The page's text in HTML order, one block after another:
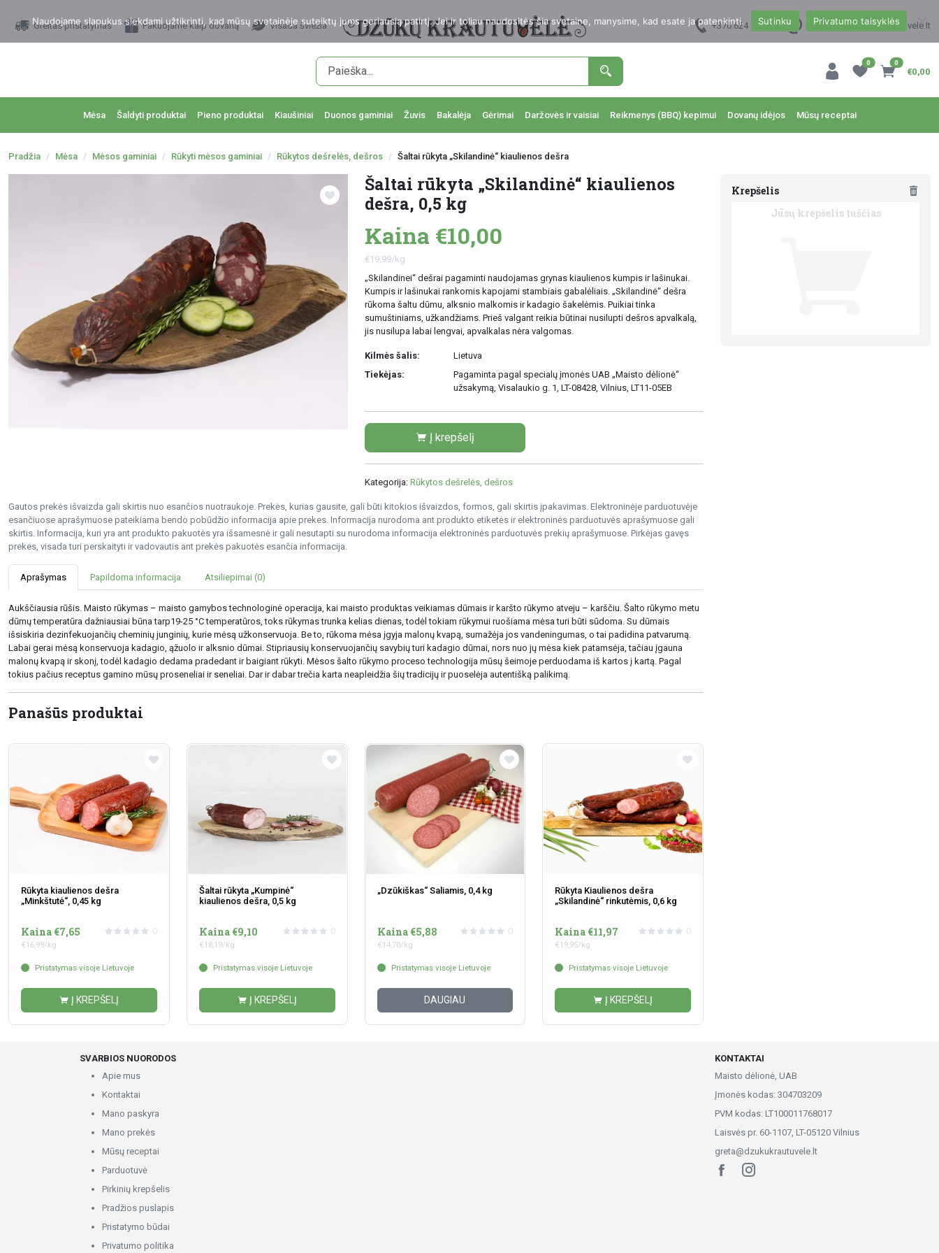
Greitas pristatymas Pakuojame kaip dovaną Visada šviežia +370 624 00988 uzsakymai@dzukukrautuvele.lt
0 0
€0,00
Mėsa Šaldyti produktai Pieno produktai Kiaušiniai Duonos gaminiai Žuvis Bakalėja Gėrimai Daržovės ir vaisiai Reikmenys (BBQ) kepimui Dovanų idėjos Mūsų receptai
Pradžia Mėsa Mėsos gaminiai Rūkyti mėsos gaminiai Rūkytos dešrelės, dešros Šaltai rūkyta „Skilandinė“ kiaulienos dešra
Šaltai rūkyta „Skilandinė“ kiaulienos
dešra, 0,5 kg
Kaina €10,00
€19,99/kg
„Skilandinei“ dešrai pagaminti naudojamas grynas kiaulienos kumpis ir lašinukai.
Kumpis ir lašinukai rankomis kapojami stambiais gabalėliais. „Skilandinė“ dešra
rūkoma šaltu dūmu, alksnio malkomis ir kadagio šakelėmis. Puikiai tinka
sumuštiniams, užkandžiams. Prieš valgant reikia būtinai nusilupti dešros apvalkalą,
jis nusilupa labai lengvai, apvalkalas nėra valgomas.
Kilmės šalis:
Lietuva
Tiekėjas:
Pagaminta pagal specialų įmonės UAB „Maisto dėlionė“
užsakymą, Visalaukio g. 1, LT-08428, Vilnius, LT11-05EB
Į krepšelį
Kategorija: Rūkytos dešrelės, dešros
Gautos prekės išvaizda gali skirtis nuo esančios nuotraukoje. Prekės, kurias gausite, gali būti kitokios išvaizdos, formos, gali skirtis įpakavimas. Elektroninėje parduotuvėje
esančiuose aprašymuose pateikiama bendo pobūdžio informacija apie prekes. Informacija nurodoma ant produkto etiketės ir elektroninės parduotuvės aprašymuose gali
skirtis. Informacija, kuri yra ant produkto pakuotės yra išsamesnė ir gali nesutapti su nurodoma informacija elektroninės parduotuvės prekių aprašymuose. Pirkėjas gavęs
prekes, visada turi perskaityti ir vadovautis ant prekės pakuotės esančia informacija.
Aprašymas Papildoma informacija Atsiliepimai (0)
Aukščiausia rūšis. Maisto rūkymas – maisto gamybos technologinė operacija, kai maisto produktas veikiamas dūmais ir karšto rūkymo atveju – karščiu. Šalto rūkymo metu
dūmų temperatūra dažniausiai būna tarp19-25 °C temperatūros, toks rūkymas trunka kelias dienas, todėl tokiam rūkymui ruošiama mėsa turi būti sūdoma. Su dūmais
išsiskiria dezinfekuojančių cheminių junginių, kurie mėsą užkonservuoja. Be to, rūkoma mėsa įgyja malonų kvapą, sumažėja jos vandeningumas, o tai padidina patvarumą.
Labai gerai mėsą konservuoja kadagio, ąžuolo ir alksnio dūmai. Stipriausių konservuojančių savybių turi kadagio dūmai, nors nuo jų mėsa kiek patamsėja, tačiau įgauna
malonų kvapą ir skonį, todėl kadagio dedama pradedant ir baigiant rūkyti. Mėsos šalto rūkymo proceso technologija mūsų šeimoje perduodama iš kartos į kartą. Pagal
tokius pačius receptus gamino mūsų proseneliai ir seneliai. Dar ir dabar trečia karta neapleidžia šių tradicijų ir puoselėja autentišką palikimą.
Panašūs produktai
Rūkyta kiaulienos dešra
„Minkštutė“, 0,45 kg
Kaina €7,65
€16,99/kg
0
Pristatymas visoje Lietuvoje
Į KREPŠELĮ
Šaltai rūkyta „Kumpinė“
kiaulienos dešra, 0,5 kg
Kaina €9,10
€18,19/kg
0
Pristatymas visoje Lietuvoje
Į KREPŠELĮ
„Dzūkiškas“ Saliamis, 0,4 kg
Kaina €5,88
€14,70/kg
0
Pristatymas visoje Lietuvoje
DAUGIAU
Rūkyta Kiaulienos dešra
„Skilandinė“ rinkutėmis, 0,6 kg
Kaina €11,97
€19,95/kg
0
Pristatymas visoje Lietuvoje
Į KREPŠELĮ
Krepšelis
Jūsų krepšelis tuščias
SVARBIOS NUORODOS
Apie mus
Kontaktai
Mano paskyra
Mano prekės
Mūsų receptai
Parduotuvė
Pirkinių krepšelis
Pradžios puslapis
Pristatymo būdai
Privatumo politika
KONTAKTAI
Maisto dėlionė, UAB
Įmonės kodas: 304703209
PVM kodas: LT100011768017
Laisvės pr. 60-1107, LT-05120 Vilnius
greta@dzukukrautuvele.lt
Naudojame slapukus siekdami užtikrinti, kad mūsų svetainėje suteiktų jums geriausią patirtį. Jei ir toliau naudositės šia svetaine, manysime, kad esate ja patenkinti. Sutinku Privatumo taisyklės